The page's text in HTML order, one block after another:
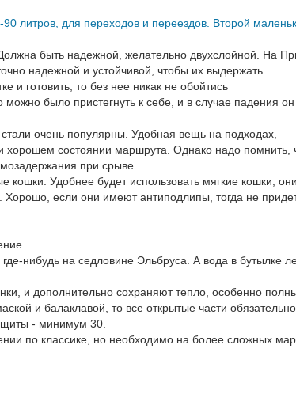
литров, для переходов и переездов. Второй
быть надежной, желательно двухслойной. На
надежной и устойчивой, чтобы их выдержать.
и готовить, то без нее никак не обойтись
было пристегнуть к себе, и в случае падения он
очень популярны. Удобная вещь на подходах,
состоянии маршрута. Однако надо помнить,
при срыве.
Удобнее будет использовать мягкие кошки,
если они имеют антиподлипы, тогда не
нибудь на седловине Эльбруса. А вода в бутылке
и дополнительно сохраняют тепло, особенно
и балаклавой, то все открытые части
- минимум 30.
по классике, но необходимо на более сложных